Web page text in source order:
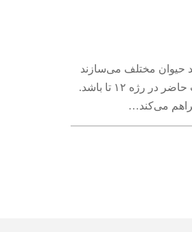
حیوان مختلف ‌می‌سازند
به طوری که مجموع تعداد پاهای حیوانات حاضر در رژه ۱۲ تا باشد.
می‌کند…